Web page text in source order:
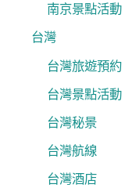
南京景點活動
台灣
台灣旅遊預約
台灣景點活動
台灣秘景
台灣航線
台灣酒店